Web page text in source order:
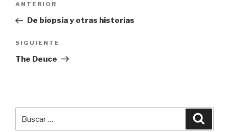
entradas
Entrada
anterior:
ANTERIOR
De biopsia y otras historias
Siguiente
entrada
SIGUIENTE
The Deuce
por: